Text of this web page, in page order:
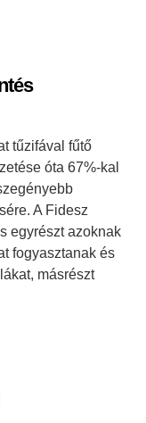
tűzifával fűtő
óta 67%-kal
A Fidesz
egyrészt azoknak
fogyasztanak és
másrészt